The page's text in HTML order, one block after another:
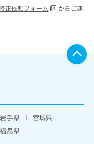
正依頼フォーム
からご連
岩手県
宮城県
福島県